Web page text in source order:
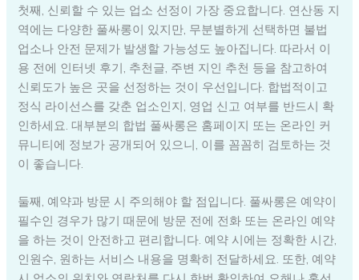
첫째, 신뢰할 수 있는 업소 선정이 가장 중요합니다. 연산동 지
역에는 다양한 풀싸롱이 있지만, 무분별하게 선택하면 불법
업소나 안전 문제가 발생할 가능성도 높아집니다. 따라서 이
용 전에 인터넷 후기, 추천글, 주변 지인 추천 등을 참고하여
신뢰도가 높은 곳을 선정하는 것이 우선입니다. 합법적이고
정식 라이선스를 갖춘 업소인지, 영업 신고 여부를 반드시 확
인하세요. 대부분의 합법 풀싸롱은 홈페이지 또는 온라인 커
뮤니티에 정보가 공개되어 있으니, 이를 꼼꼼히 검토하는 것
이 좋습니다.
둘째, 예약과 방문 시 주의해야 할 점입니다. 풀싸롱은 예약이
필수인 경우가 많기 때문에 방문 전에 전화 또는 온라인 예약
을 하는 것이 안전하고 편리합니다. 예약 시에는 정확한 시간,
인원수, 원하는 서비스 내용을 명확히 전달하세요. 또한, 예약